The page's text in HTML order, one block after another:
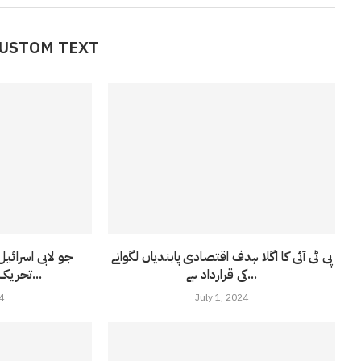
TEXT
جو لابی
تحریک انصاف نے کردکھا...
پی ٹی آئی کا اگلا ہدف اقتصادی پابندیاں لگوانے
کی قرارداد ہے...
July 1, 2024